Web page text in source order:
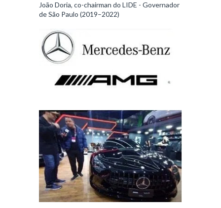
João Doria, co-chairman do LIDE - Governador
de São Paulo (2019–2022)